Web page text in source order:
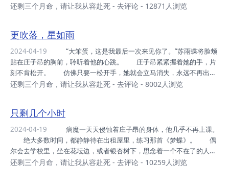
薄。” “记得放暑假的时候，再把小蝴蝶带回来。” …… 庄子
手艺，你一定得找人传承下去。” 庄建国摇头叹息：“现在的年轻
人，只一门心思想着赚钱，没人学这东西，又危险又不挣钱。” 庄子
昂眼神坚定地说：“一定有人愿意学的，这世上总会有人，愿意追寻美好
的东西。” “那等你放暑假回来，我教...
还剩三个月命，请让我从容赴死 - 去评论 - 12871人浏览
更吹落，星如雨
2024-04-19
贴在庄子昂的胸前，聆听着他的心跳。 庄子昂紧紧握着她的手，片
刻不肯松开。 仿佛只要一松开手，她就会立马消失，永远不再出
现。 苏雨蝶仰起头，泪眼盈盈道：“我们再去一次南华村好不
“你不是天黑之前必须回去吗？”庄子昂心底升起恐慌。 “我今天不回
去了，一直陪着你。”苏雨蝶坚定地说。 “不，你必须回去，六点十
分我送你去坐公交车。”庄子昂眼泪奔涌而出。 他立即反应过来，小
蝴蝶说不回去的意思。 《梦蝶》曲谱上...
还剩三个月命，请让我从容赴死 - 去评论 - 8002人浏览
只剩几个小时
2024-04-19
绝大多数时间，都静静待在出租屋里，练习那首《梦蝶》。 偶
尔会去学校里，坐在花坛边，或者银杏树下，思念着一个不在了的人。
死神的脚步，近了。 林慕诗和李黄轩只能眼睁睁看着他走向死
还剩三个月命，请让我从容赴死 - 去评论 - 10259人浏览